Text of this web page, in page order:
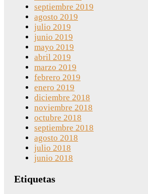
septiembre 2019
agosto 2019
julio 2019
junio 2019
mayo 2019
abril 2019
marzo 2019
febrero 2019
enero 2019
diciembre 2018
noviembre 2018
octubre 2018
septiembre 2018
agosto 2018
julio 2018
junio 2018
Etiquetas